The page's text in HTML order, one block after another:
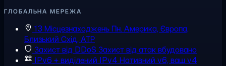
ГЛОБАЛЬНА МЕРЕЖА
13 Місцезнаходжень Пн. Америка, Європа,
Близький Схід, АТР
Захист від DDoS Захист від атак вбудовано
IPv6 + виділений IPv4 Нативний v6, ваш v4